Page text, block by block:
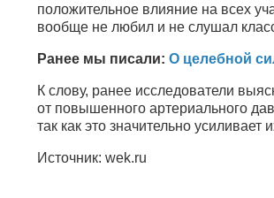
положительное влияние на всех
вообще не любил и не слушал
Ранее мы писали: О целебной
К слову, ранее исследователи
от повышенного артериального
так как это значительно усиливает
Источник: wek.ru